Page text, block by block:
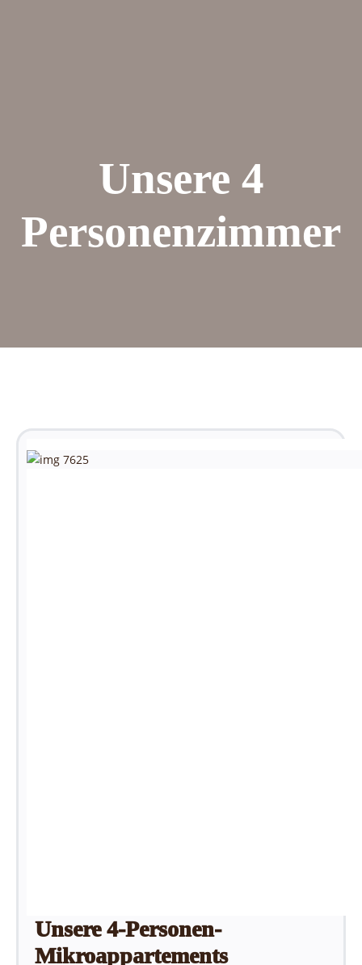
Unsere 4
Personenzimmer
Unsere 4-Personen-
Mikroappartements